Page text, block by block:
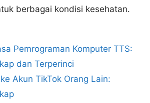
berbagai kondisi kesehatan.
Pemrograman Komputer TTS:
dan Terperinci
Akun TikTok Orang Lain: